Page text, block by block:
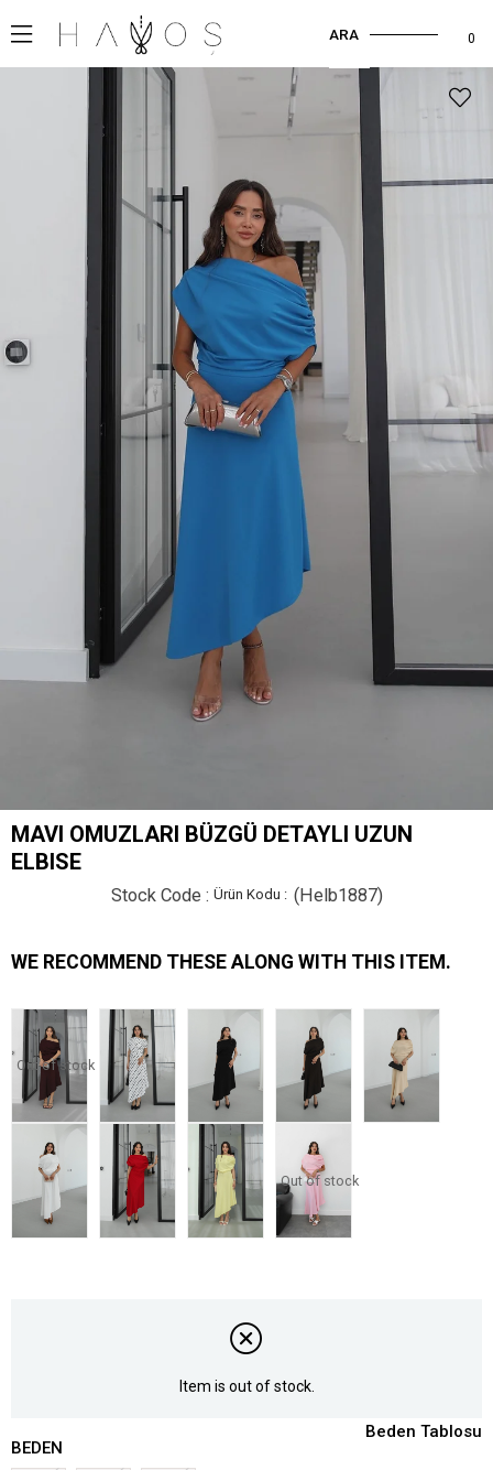
0
ARA
MAVI OMUZLARI BÜZGÜ DETAYLI UZUN
ELBISE
Stock Code (Helb1887)
WE RECOMMEND THESE ALONG WITH THIS ITEM.
Out of stock
Out of stock
Item is out of stock.
BEDEN
Beden Tablosu